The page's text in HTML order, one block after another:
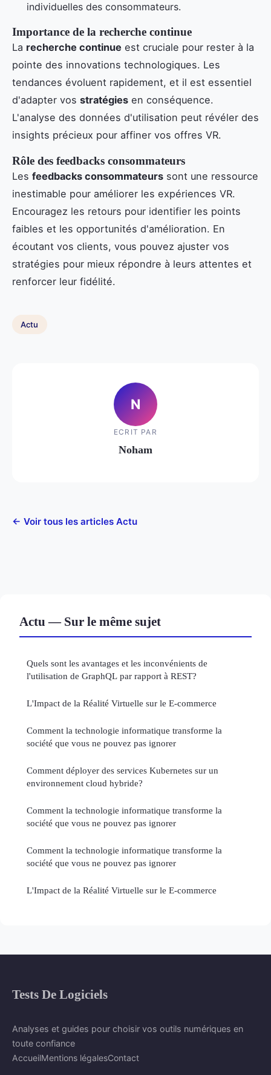
individuelles des consommateurs.
Importance de la recherche continue
La recherche continue est cruciale pour rester à la
pointe des innovations technologiques. Les
tendances évoluent rapidement, et il est essentiel
d'adapter vos stratégies en conséquence.
L'analyse des données d'utilisation peut révéler des
insights précieux pour affiner vos offres VR.
Rôle des feedbacks consommateurs
Les feedbacks consommateurs sont une ressource
inestimable pour améliorer les expériences VR.
Encouragez les retours pour identifier les points
faibles et les opportunités d'amélioration. En
écoutant vos clients, vous pouvez ajuster vos
stratégies pour mieux répondre à leurs attentes et
renforcer leur fidélité.
Actu
N
ECRIT PAR
Noham
← Voir tous les articles Actu
Actu — Sur le même sujet
Quels sont les avantages et les inconvénients de
l'utilisation de GraphQL par rapport à REST?
L'Impact de la Réalité Virtuelle sur le E-commerce
Comment la technologie informatique transforme la
société que vous ne pouvez pas ignorer
Comment déployer des services Kubernetes sur un
environnement cloud hybride?
Comment la technologie informatique transforme la
société que vous ne pouvez pas ignorer
Comment la technologie informatique transforme la
société que vous ne pouvez pas ignorer
L'Impact de la Réalité Virtuelle sur le E-commerce
Tests De Logiciels
Analyses et guides pour choisir vos outils numériques en
toute confiance
AccueilMentions légalesContact